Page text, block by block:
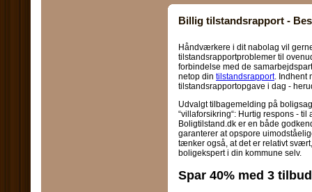
Billig tilstandsrapport -
Håndværkere i dit nabolag vil
tilstandsrapportproblemer til
forbindelse med de
netop din tilstandsrapport. Indhent
tilstandsrapportopgave i dag -
Udvalgt tilbagemelding på
“villaforsikring“: Hurtig respons - til
Boligtilstand.dk er en både
garanterer at opspore
tænker også, at det er relativt
boligekspert i din kommune selv.
Spar 40% med 3